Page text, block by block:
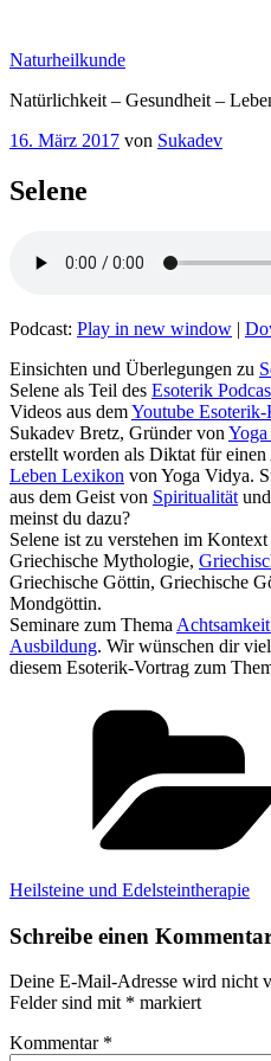
springen
Naturheilkunde
Natürlichkeit – Gesundheit –
Veröffentlicht
16. März 2017 von Sukadev
Selene
Podcast: Play in new window |
Einsichten und Überlegungen zu
Selene als Teil des Esoterik
Videos aus demYoutube Esoterik-
Sukadev Bretz, Gründer von
erstellt worden als Diktat für
Leben Lexikon von Yoga Vidya.
aus dem Geist von Spiritualität
meinst du dazu?
Selene ist zu verstehen im
Griechische Mythologie,
Griechische Göttin‏‎, Griechische Götterwelt‏‎, Griechisches Pantheon‏,
Mondgöttin.
Seminare zum Thema Achtsamkeit
Ausbildung. Wir wünschen dir
diesem Esoterik-Vortrag zum
Heilsteine und Edelsteintherapie
Schreibe einen
Deine E-Mail-Adresse wird nicht
Felder sind mit * markiert
Kommentar *